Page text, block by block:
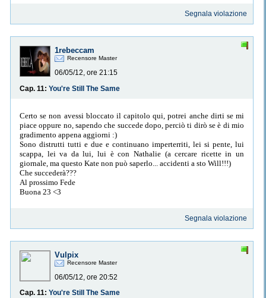
Segnala violazione
1rebeccam
Recensore Master
06/05/12, ore 21:15
Cap. 11: You're Still The Same
Certo se non avessi bloccato il capitolo qui, potrei anche dirti se mi
piace oppure no, sapendo che succede dopo, perciò ti dirò se è di mio
gradimento appena aggiorni :)
Sono distrutti tutti e due e continuano imperterriti, lei si pente, lui
scappa, lei va da lui, lui è con Nathalie (a cercare ricette in un
giornale, ma questo Kate non può saperlo... accidenti a sto Will!!!)
Che succederà???
Al prossimo Fede
Buona 23 <3
Segnala violazione
Vulpix
Recensore Master
06/05/12, ore 20:52
Cap. 11: You're Still The Same